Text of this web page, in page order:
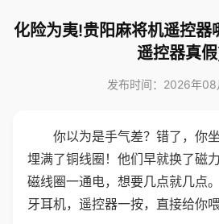
化险为夷!贵阳麻将机遥控器
遥控器真
发布时间：2026年08
你以为是手气差？错了，你
埋满了铜线圈！他们早就换了磁
磁线圈一通电，想要几点就几点
牙耳机，遥控器一按，直接给你喂